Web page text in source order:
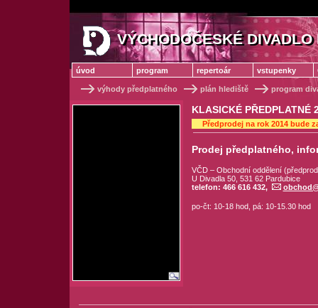
VÝCHODOČESKÉ
VÝCHODOČESKÉ DIVADLO
úvod program repertoár vstupenky
výhody předplatného plán hlediště program
KLASICKÉ PŘEDPLATNÉ
Předprodej na rok 2014 bude
Prodej předplatného,
VČD – Obchodní oddělení
U Divadla 50, 531 62 Pardubice
telefon: 466 616 432,
po-čt: 10-18 hod, pá: 10-15.30 hod